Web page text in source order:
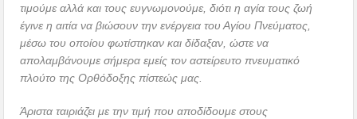
τιμούμε αλλά και τους ευγνωμονούμε, διότι η αγία τους ζωή
έγινε η αιτία να βιώσουν την ενέργεια του Αγίου Πνεύματος,
μέσω του οποίου φωτίστηκαν και δίδαξαν, ώστε να
απολαμβάνουμε σήμερα εμείς τον αστείρευτο πνευματικό
πλούτο της Ορθόδοξης πίστεώς μας.
Άριστα ταιριάζει με την τιμή που αποδίδουμε στους